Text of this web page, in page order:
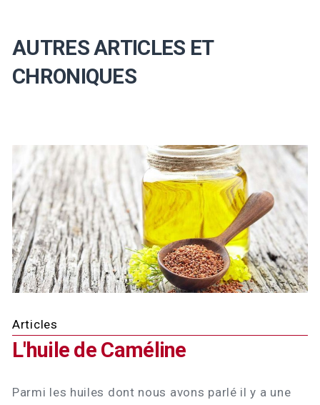
AUTRES ARTICLES ET
CHRONIQUES
Articles
L'huile de Caméline
Parmi les huiles dont nous avons parlé il y a une